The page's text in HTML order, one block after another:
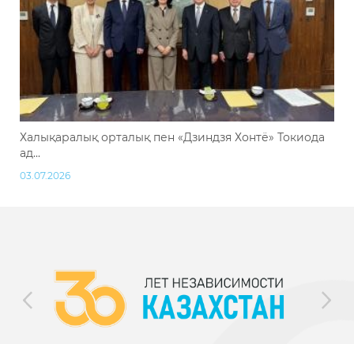
Халықаралық орталық пен «Дзиндзя Хонтё» Токиода
ад...
03.07.2026